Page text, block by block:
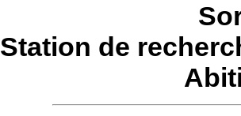
Station de